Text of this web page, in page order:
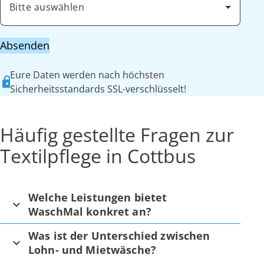
Bitte auswählen
Absenden
Eure Daten werden nach höchsten
Sicherheitsstandards SSL-verschlüsselt!
Häufig gestellte Fragen zur
Textilpflege in Cottbus
Welche Leistungen bietet
WaschMal konkret an?
Was ist der Unterschied zwischen
Lohn- und Mietwäsche?